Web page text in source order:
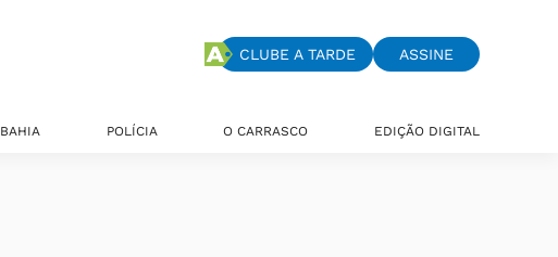
CLUBE A TARDE ASSINE
BAHIA POLÍCIA O CARRASCO EDIÇÃO DIGITAL